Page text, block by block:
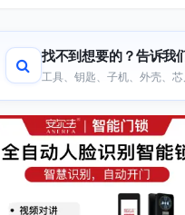
找不到想要的？告诉我
工具、钥匙、子机、外壳、